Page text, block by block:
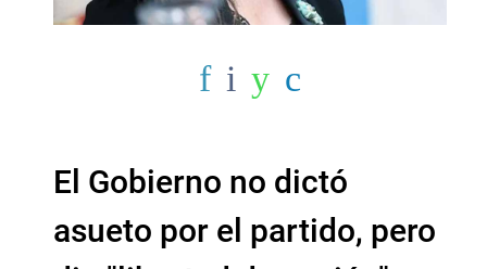
El Gobierno no dictó
asueto por el partido, pero